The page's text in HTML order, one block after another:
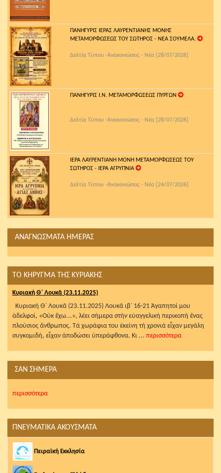
ΠΑΝΗΓΥΡΙΣ ΙΕΡΑΣ ΛΑΥΡΕΝΤΙΑΝΗΣ ΜΟΝΗΣ
ΜΕΤΑΜΟΡΦΩΣΕΩΣ ΤΟΥ ΣΩΤΗΡΟΣ - ΝΕΑ ΣΟΥΜΕΛΑ.
Δελτία Τύπου -Ἀνακοινώσεις - Νέα [28/07/2026]
ΠΑΝΗΓΥΡΙΣ Ι.Ν. ΜΕΤΑΜΟΡΦΩΣΕΩΣ ΠΥΡΓΩΝ
Δελτία Τύπου -Ἀνακοινώσεις - Νέα [28/07/2026]
ΙΕΡΑ ΛΑΥΡΕΝΤΙΑΝΗ ΜΟΝΗ ΜΕΤΑΜΟΡΦΩΣΕΩΣ ΤΟΥ
ΣΩΤΗΡΟΣ - ΙΕΡΑ ΑΓΡΥΠΝΙΑ
Δελτία Τύπου -Ἀνακοινώσεις - Νέα [24/07/2026]
ΑΝΑΓΝΩΣΜΑΤΑ ΗΜΕΡΑΣ
ΤΟ ΚΗΡΥΓΜΑ ΤΗΣ ΚΥΡΙΑΚΗΣ
Κυριακή Θ΄ Λουκᾶ (23.11.2025)
Κυριακή Θ΄ Λουκᾶ (23.11.2025) Λουκᾶ ιβ΄ 16-21 Ἀγαπητοί μου
ἀδελφοί, «Οὐκ ἔχω...», λέει σήμερα στήν εὐαγγελική περικοπή ἕνας
πλούσιος ἄνθρωπος. Τά χωράφια του ἐκείνη τή χρονιά εἶχαν μεγάλη
συγκομιδή, εἶχαν ἀποδώσει ὑπεράφθονα. Κι ... περισσότερα
ΣΑΝ ΣΗΜΕΡΑ
περισσότερα
ΠΝΕΥΜΑΤΙΚΑ ΑΚΟΥΣΜΑΤΑ
Πειραϊκή Εκκλησία